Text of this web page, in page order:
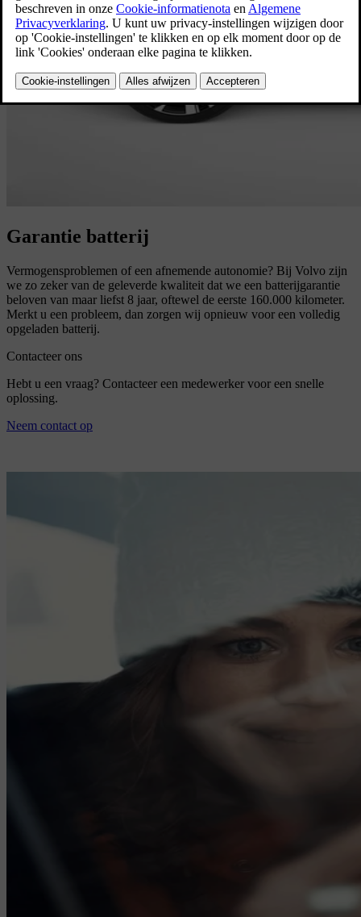
Garantie batterij
Vermogensproblemen of een afnemende autonomie? Bij Volvo zijn
we zo zeker van de geleverde kwaliteit dat we een batterijgarantie
beloven van maar liefst 8 jaar, oftewel de eerste 160.000 kilometer.
Merkt u een probleem, dan zorgen wij opnieuw voor een volledig
opgeladen batterij.
Contacteer ons
Hebt u een vraag? Contacteer een medewerker voor een snelle
oplossing.
Neem contact op